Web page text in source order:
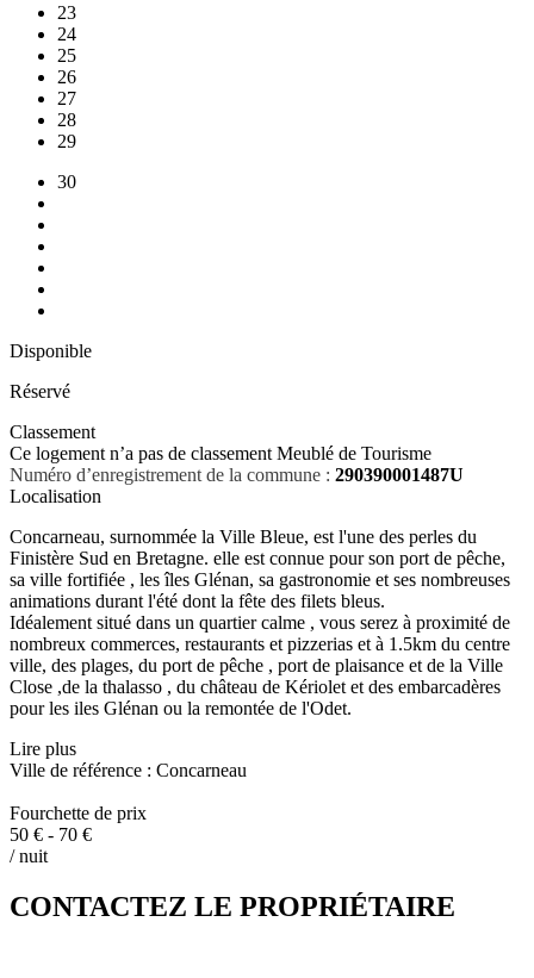
23
24
25
26
27
28
29
30
Disponible
Réservé
Classement
Ce logement n’a pas de classement Meublé de Tourisme
Numéro d’enregistrement de la commune : 290390001487U
Localisation
Concarneau, surnommée la Ville Bleue, est l'une des perles du
Finistère Sud en Bretagne. elle est connue pour son port de pêche,
sa ville fortifiée , les îles Glénan, sa gastronomie et ses nombreuses
animations durant l'été dont la fête des filets bleus.
Idéalement situé dans un quartier calme , vous serez à proximité de
nombreux commerces, restaurants et pizzerias et à 1.5km du centre
ville, des plages, du port de pêche , port de plaisance et de la Ville
Close ,de la thalasso , du château de Kériolet et des embarcadères
pour les iles Glénan ou la remontée de l'Odet.
Lire plus
Ville de référence : Concarneau
Fourchette de prix
50 € - 70 €
/ nuit
CONTACTEZ LE PROPRIÉTAIRE